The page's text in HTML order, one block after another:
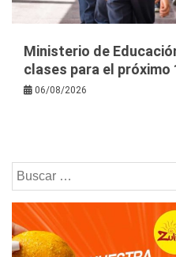
Ministerio de
clases para el próximo
06/08/2026
Buscar: